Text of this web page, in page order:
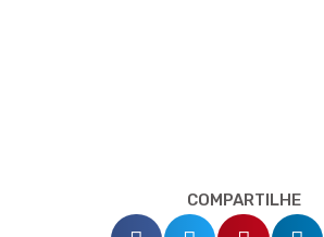
COMPARTILHE